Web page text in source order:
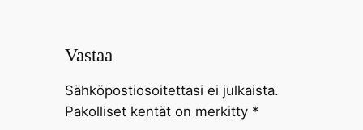
Vastaa
Sähköpostiosoitettasi ei julkaista.
Pakolliset kentät on merkitty *